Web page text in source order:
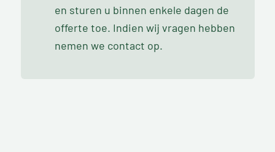
en sturen u binnen enkele dagen de
offerte toe. Indien wij vragen hebben
nemen we contact op.